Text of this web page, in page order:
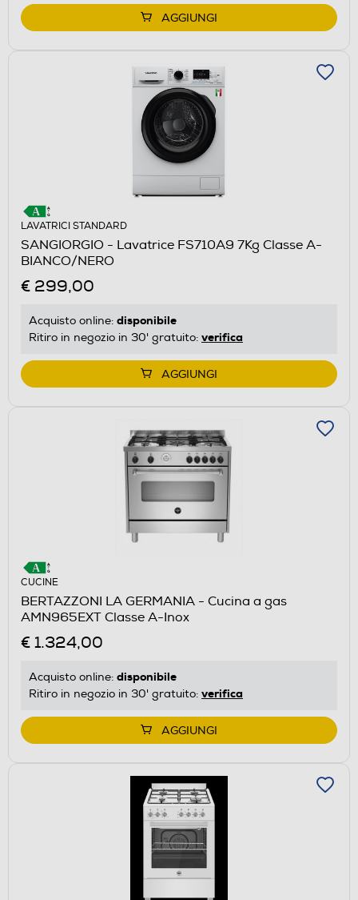
AGGIUNGI
LAVATRICI STANDARD
SANGIORGIO - Lavatrice FS710A9 7Kg Classe A-
BIANCO/NERO
€ 299,00
Acquisto online: disponibile
Ritiro in negozio in 30' gratuito: verifica
AGGIUNGI
CUCINE
BERTAZZONI LA GERMANIA - Cucina a gas
AMN965EXT Classe A-Inox
€ 1.324,00
Acquisto online: disponibile
Ritiro in negozio in 30' gratuito: verifica
AGGIUNGI